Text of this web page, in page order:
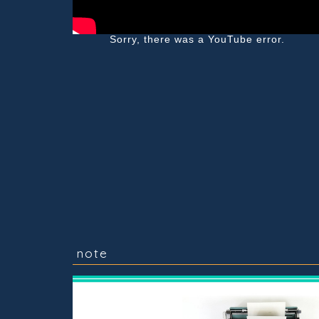
Sorry, there was a YouTube error.
note